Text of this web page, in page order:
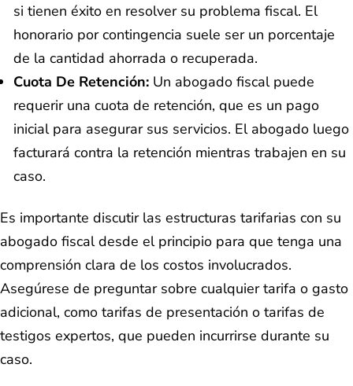
si tienen éxito en resolver su problema fiscal. El
honorario por contingencia suele ser un porcentaje
de la cantidad ahorrada o recuperada.
Cuota De Retención: Un abogado fiscal puede
requerir una cuota de retención, que es un pago
inicial para asegurar sus servicios. El abogado luego
facturará contra la retención mientras trabajen en su
caso.
Es importante discutir las estructuras tarifarias con su
abogado fiscal desde el principio para que tenga una
comprensión clara de los costos involucrados.
Asegúrese de preguntar sobre cualquier tarifa o gasto
adicional, como tarifas de presentación o tarifas de
testigos expertos, que pueden incurrirse durante su
caso.